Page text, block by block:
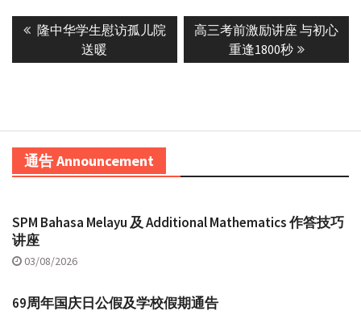
Post
navigation
Previous
隆中华学生慰访孤儿院
送暖
Next
高三考前激励讲座 与初心
重逢1800秒
通告 Announcement
SPM Bahasa Melayu 及 Additional Mathematics 作答技巧
讲座
03/08/2026
69周年国庆日公假及学校假期通告